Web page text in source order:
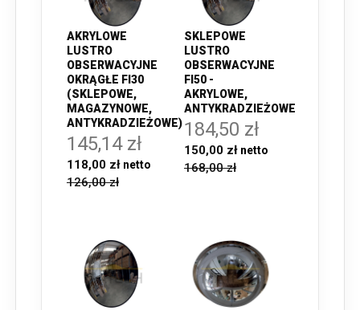
AKRYLOWE
LUSTRO
OBSERWACYJNE
OKRĄGŁE FI30
(SKLEPOWE,
MAGAZYNOWE,
ANTYKRADZIEŻOWE)
145,14 zł
118,00 zł
126,00 zł
SKLEPOWE
LUSTRO
OBSERWACYJNE
FI50 -
AKRYLOWE,
ANTYKRADZIEŻOWE
184,50 zł
150,00 zł
168,00 zł